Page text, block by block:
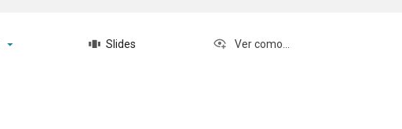
Slides Ver como...